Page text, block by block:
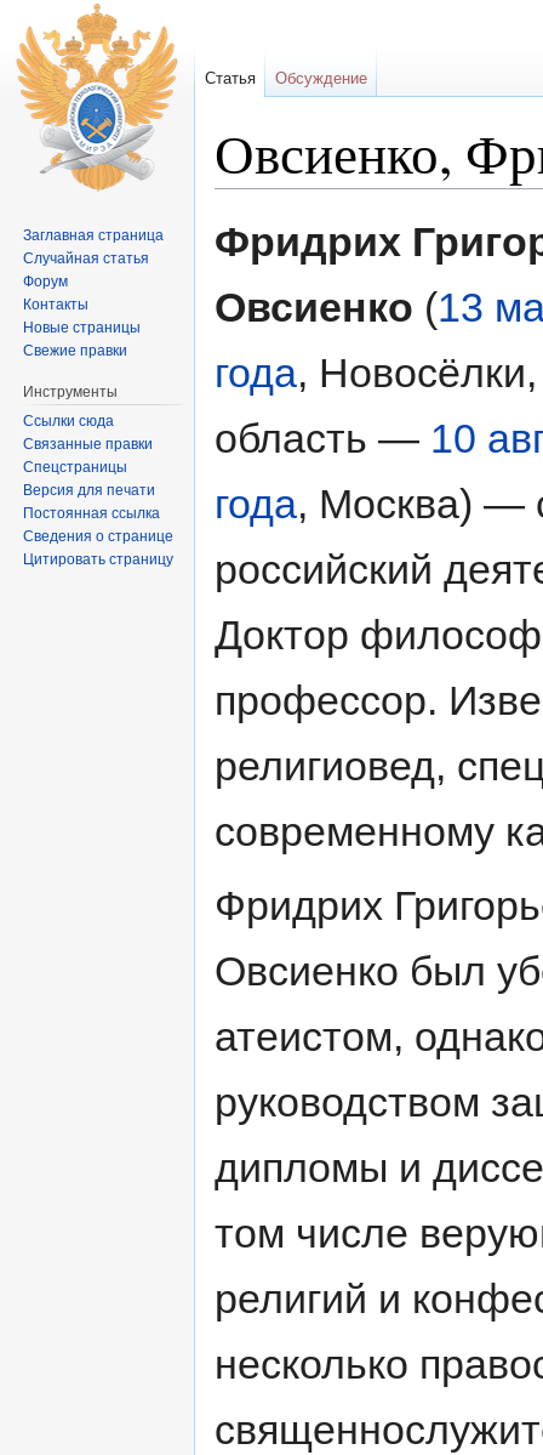
Овсиенко,
Фридрих
Овсиенко (13
года,
область — 10
года, Москва) —
российский
Доктор
профессор.
религиовед,
современному
Фридрих
Овсиенко был
атеистом,
руководством
дипломы и
том числе
религий и
несколько
Статья Обсуждение
Заглавная страница
Случайная статья
Форум
Контакты
Новые страницы
Свежие правки
Инструменты
Ссылки сюда
Связанные правки
Спецстраницы
Версия для печати
Постоянная ссылка
Сведения о странице
Цитировать страницу